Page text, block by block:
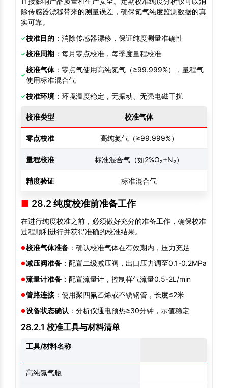
除传感器漂移带来的测量误差，确保氮气纯度监测数据的真
实可靠。
校准目的 ：消除传感器漂移，保证纯度测量准确性
校准周期 ：每月零点校准，每季度量程校准
校准气体：零点气使用高纯氮气（≥99.999%），量程气
使用标准混合气
校准环境：环境温度稳定，无振动、无强电磁干扰
校准类型 校准气体
零点校准 高纯氮气（≥99.999%）
量程校准 标准混合气（如2%O₂+N₂）
精度验证 标准混合气
28.2 纯度校准前准备工作
在进行纯度校准之前，必须做好充分的准备工作，确保校准
过程顺利进行并获得准确的校准结果。
校准气体准备 ：确认校准气体在有效期内，压力充足
减压阀准备 ：配置二级减压阀，出口压力调至0.1-0.2MPa
流量计准备 ：配置流量计，控制样气流量0.5-2L/min
管路连接 ：使用聚四氟乙烯或不锈钢管，长度≤2米
设备状态确认 ：分析仪通电预热≥30分钟，示值稳定
28.2.1 校准工具与材料清单
工具/材料名称
高纯氮气瓶